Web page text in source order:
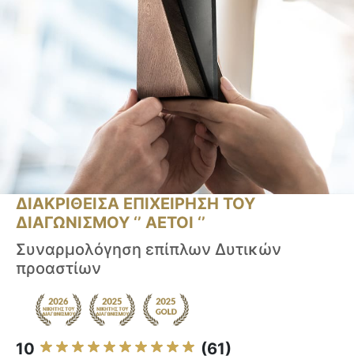
ΔΙΑΚΡΙΘΕΙΣΑ ΕΠΙΧΕΙΡΗΣΗ ΤΟΥ
ΔΙΑΓΩΝΙΣΜΟΥ ‘’ ΑΕΤΟΙ ‘’
Συναρμολόγηση επίπλων Δυτικών
προαστίων
10 (61)